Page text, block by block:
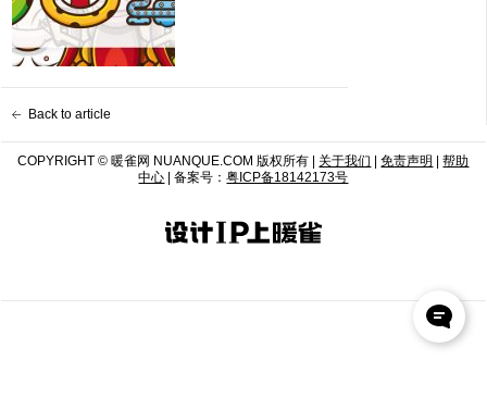
Back to article
COPYRIGHT © 暖雀网 NUANQUE.COM 版权所有 | 关于我们 |免责声明 |帮助
中心 | 备案号：粤ICP备18142173号